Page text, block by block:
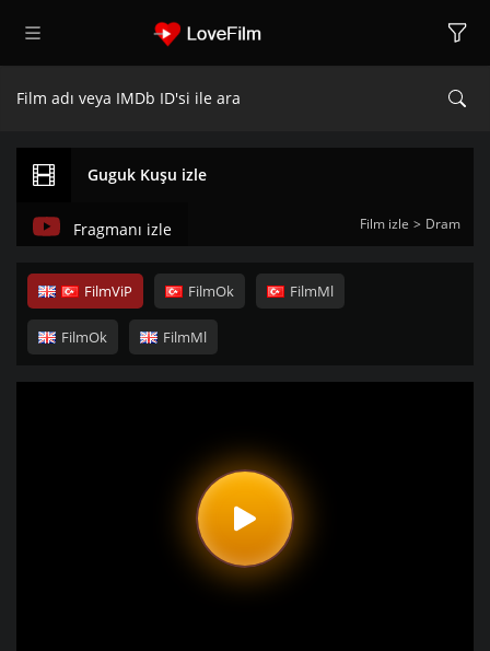
Guguk Kuşu izle
Film izle Dram
Fragmanı izle
FilmViP FilmOk FilmMl
FilmOk FilmMl